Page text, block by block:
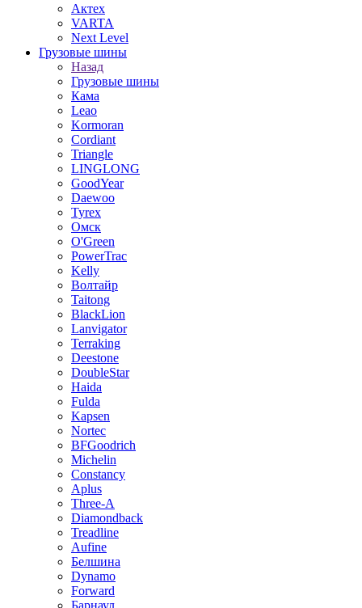
Актех
VARTA
Next Level
Грузовые шины
Назад
Грузовые шины
Кама
Leao
Kormoran
Cordiant
Triangle
LINGLONG
GoodYear
Daewoo
Tyrex
Омск
O'Green
PowerTrac
Kelly
Волтайр
Taitong
BlackLion
Lanvigator
Terraking
Deestone
DoubleStar
Haida
Fulda
Kapsen
Nortec
BFGoodrich
Michelin
Constancy
Aplus
Three-A
Diamondback
Treadline
Aufine
Белшина
Dynamo
Forward
Барнаул